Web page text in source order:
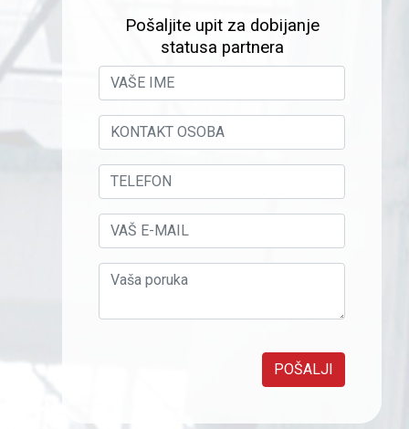
Pošaljite upit za dobijanje
statusa partnera
POŠALJI